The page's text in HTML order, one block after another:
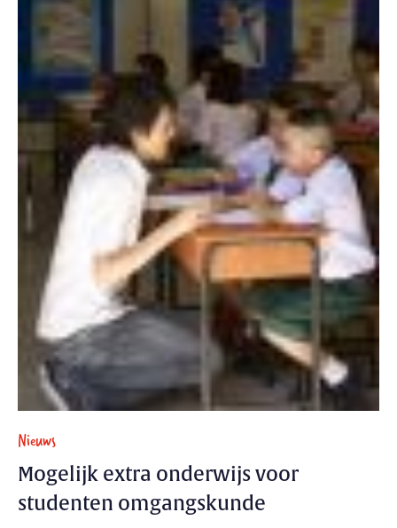
Nieuws
Mogelijk extra onderwijs voor
studenten omgangskunde